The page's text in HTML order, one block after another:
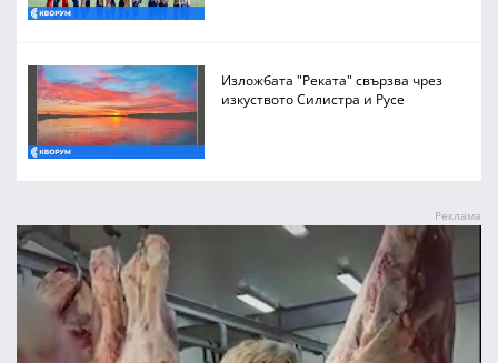
Изложбата "Реката" свързва чрез
изкуството Силистра и Русе